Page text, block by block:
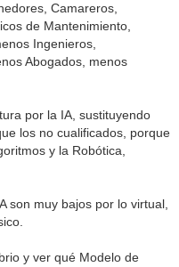
Camareros,
de Mantenimiento,
Ingenieros,
Abogados, menos
por la IA, sustituyendo
los no cualificados, porque
y la Robótica,
son muy bajos por lo virtual,
y ver qué Modelo de